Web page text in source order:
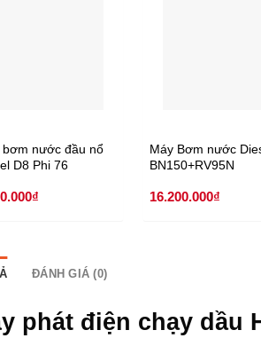
bơm nước đầu nổ
D8 Phi 76
₫
Máy Bơm nước
BN150+RV95N
16.200.000₫
ĐÁNH GIÁ (0)
phát điện chạy dầu